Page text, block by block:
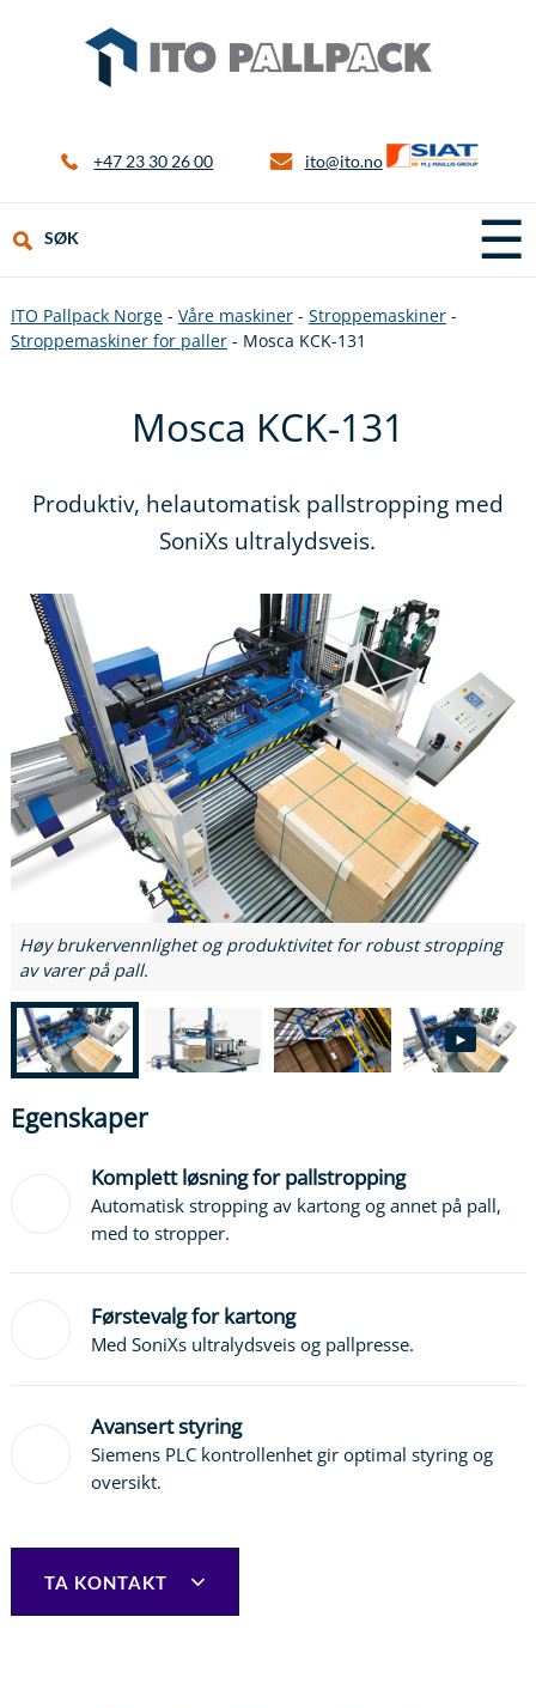
+47 23 30 26 00 ito@ito.no
☰
SØK
ITO Pallpack Norge- Våre maskiner- Stroppemaskiner-
Stroppemaskiner for paller- Mosca KCK-131
Mosca KCK-131
Produktiv, helautomatisk pallstropping med
SoniXs ultralydsveis.
Høy brukervennlighet og produktivitet for robust stropping
av varer på pall.
Egenskaper
Komplett løsning for pallstropping
Automatisk stropping av kartong og annet på pall,
med to stropper.
Førstevalg for kartong
Med SoniXs ultralydsveis og pallpresse.
Avansert styring
Siemens PLC kontrollenhet gir optimal styring og
oversikt.
TA KONTAKT